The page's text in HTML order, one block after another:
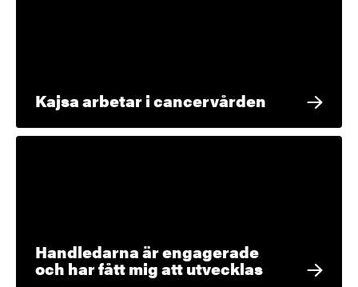
Kajsa arbetar i cancervården
Handledarna är engagerade
och har fått mig att utvecklas